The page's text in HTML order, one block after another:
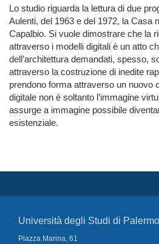
Lo studio riguarda la lettura di due
Aulenti, del 1963 e del 1972, la Casa
Capalbio. Si vuole dimostrare che la
attraverso i modelli digitali è un atto
dell’architettura demandati, spesso,
attraverso la costruzione di inedite
prendono forma attraverso un nuovo
digitale non è soltanto l’immagine
assurge a immagine possibile
esistenziale.
Università degli Studi di Palermo
Piazza Marina, 61